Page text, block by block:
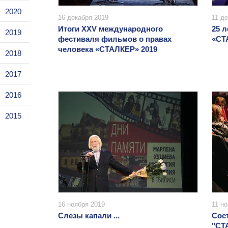
2020
2019
2018
2017
2016
2015
Итоги XХV международного
фестиваля фильмов о правах
человека «СТАЛКЕР» 2019
16 декабря 2019
Слезы капали ...
16 ноября 2019
25
11
11